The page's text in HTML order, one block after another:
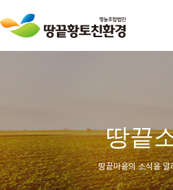
땅끝
땅끝마을의 소식을 알